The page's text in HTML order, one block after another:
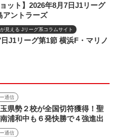
ット】2026年8月7日J1リーグ
アントラーズ
見える Jリーグ系コラムサイト
J1リーグ第1節 横浜F・マリノ
通信
県勢２校が全国切符獲得！聖
浦和中も６発快勝で４強進出
通信